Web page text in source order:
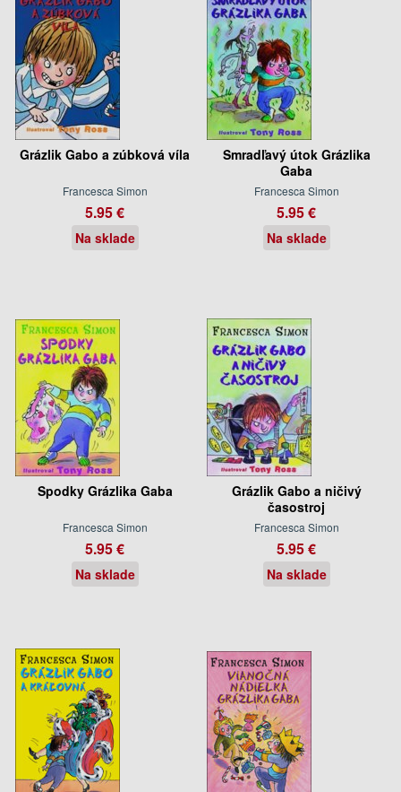
Grázlik Gabo a zúbková víla
Francesca Simon
5.95 €
Na sklade
Smradľavý útok Grázlika
Gaba
Francesca Simon
5.95 €
Na sklade
Spodky Grázlika Gaba
Francesca Simon
5.95 €
Na sklade
Grázlik Gabo a ničivý
časostroj
Francesca Simon
5.95 €
Na sklade